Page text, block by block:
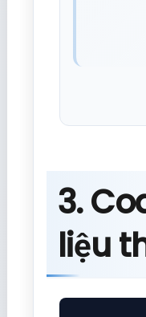
3.
liệu